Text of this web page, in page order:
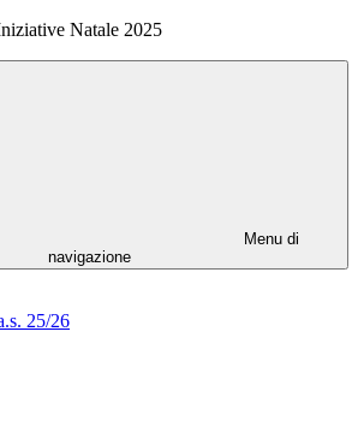
Natale 2025
Menu di
navigazione
25/26